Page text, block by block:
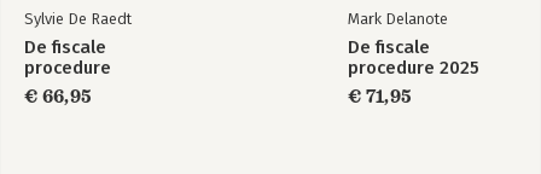
Sylvie De Raedt
De fiscale
procedure
€ 66,95
Mark Delanote
De fiscale
procedure 2025
€ 71,95